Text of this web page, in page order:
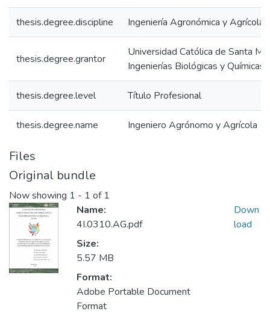
thesis.degree.discipline Ingeniería Agronómica y Agrícola
thesis.degree.grantor
Universidad Católica de Santa
Ingenierías Biológicas y Químicas
thesis.degree.level Título Profesional
thesis.degree.name Ingeniero Agrónomo y Agrícola
Files
Original bundle
Now showing 1 - 1 of 1
Name:
4I.0310.AG.pdf
Size:
5.57 MB
Format:
Adobe Portable Document
Format
Down
load